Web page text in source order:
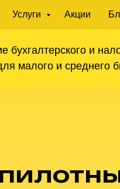
Услуги Акции
бухгалтерского и
малого и среднего